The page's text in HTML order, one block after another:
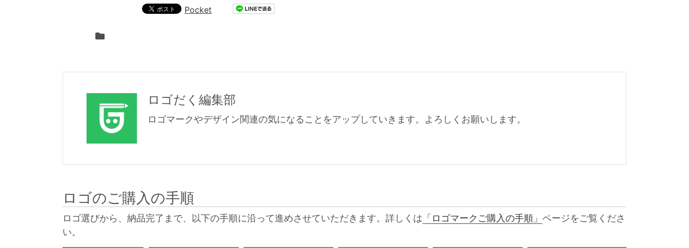
Pocket
ロゴだく編集部
ロゴマークやデザイン関連の気になることをアップしていきます。よろしくお願いします。
ロゴのご購入の手順
ロゴ選びから、納品完了まで、以下の手順に沿って進めさせていただきます。詳しくは 「ロゴマークご購入の手順」 ページをご覧くださ
い。